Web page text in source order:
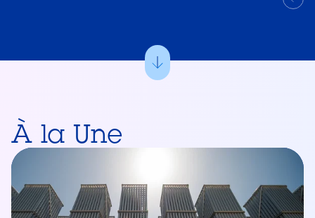
À la Une